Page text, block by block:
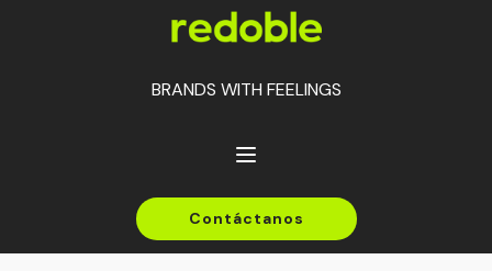
BRANDS WITH FEELINGS
Contáctanos